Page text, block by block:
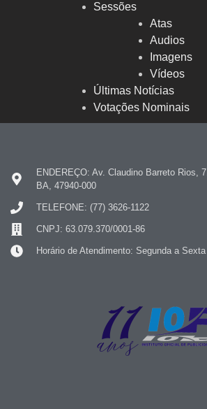
Sessões
Atas
Audios
Imagens
Vídeos
Últimas Notícias
Votações Nominais
ENDEREÇO: Av. Claudino Barreto Rios,
BA, 47940-000
TELEFONE: (77) 3626-1122
CNPJ: 63.079.370/0001-86
Horário de Atendimento: Segunda a